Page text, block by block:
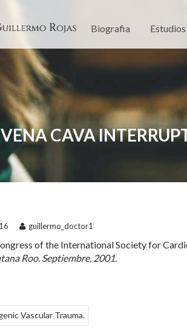
Biografia Estudios
CAVA
guillermo_doctor1
of the International Society for
Roo. Septiembre, 2001.
Vascular Trauma.